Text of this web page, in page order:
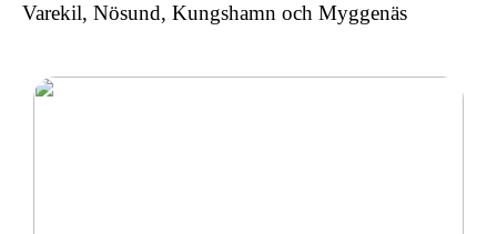
Varekil, Nösund, Kungshamn och Myggenäs